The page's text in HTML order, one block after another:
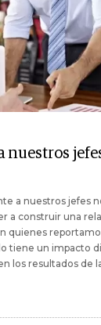
nuestros
a nuestros jefes
a construir una
quienes
tiene un impacto
los resultados de